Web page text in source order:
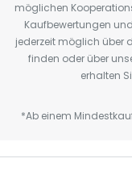
möglichen
Kaufbewertungen
jederzeit möglich über
finden oder über
erhalten
*Ab einem